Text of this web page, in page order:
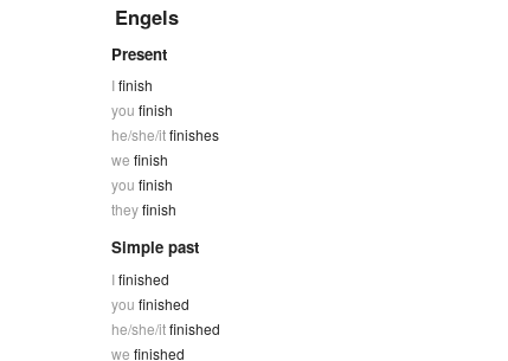
Engels
Present
Ifinish
you finish
he/she/itfinishes
we finish
you finish
theyfinish
Simple past
Ifinished
you finished
he/she/itfinished
we finished